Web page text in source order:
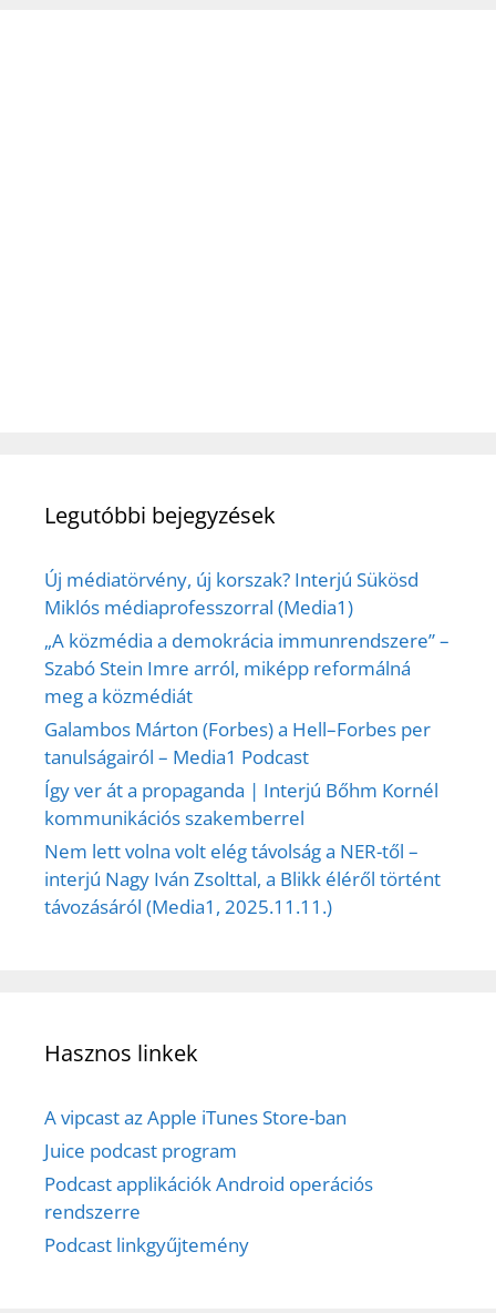
Legutóbbi bejegyzések
Új médiatörvény, új korszak? Interjú Sükösd
Miklós médiaprofesszorral (Media1)
„A közmédia a demokrácia immunrendszere” –
Szabó Stein Imre arról, miképp reformálná
meg a közmédiát
Galambos Márton (Forbes) a Hell–Forbes per
tanulságairól – Media1 Podcast
Így ver át a propaganda | Interjú Bőhm Kornél
kommunikációs szakemberrel
Nem lett volna volt elég távolság a NER-től –
interjú Nagy Iván Zsolttal, a Blikk éléről történt
távozásáról (Media1, 2025.11.11.)
Hasznos linkek
A vipcast az Apple iTunes Store-ban
Juice podcast program
Podcast applikációk Android operációs
rendszerre
Podcast linkgyűjtemény